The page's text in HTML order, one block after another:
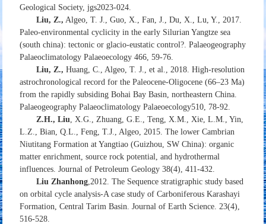
Geological Society, jgs2023-024.
Liu, Z., Algeo, T. J., Guo, X., Fan, J., Du, X., Lu, Y., 2017.
Paleo-environmental cyclicity in the early Silurian Yangtze sea
(south china): tectonic or glacio-eustatic control?. Palaeogeography
Palaeoclimatology Palaeoecology 466, 59-76.
Liu, Z., Huang, C., Algeo, T. J., et al., 2018. High-resolution
astrochronological record for the Paleocene-Oligocene (66–23 Ma)
from the rapidly subsiding Bohai Bay Basin, northeastern China.
Palaeogeography Palaeoclimatology Palaeoecology510, 78-92.
Z.H., Liu, X.G., Zhuang, G.E., Teng, X.M., Xie, L.M., Yin,
L.Z., Bian, Q.L., Feng, T.J., Algeo, 2015. The lower Cambrian
Niutitang Formation at Yangtiao (Guizhou, SW China): organic
matter enrichment, source rock potential, and hydrothermal
influences. Journal of Petroleum Geology 38(4), 411-432.
Liu Zhanhong,2012. The Sequence stratigraphic study based
on orbital cycle analysis-A case study of Carboniferous Karashayi
Formation, Central Tarim Basin. Journal of Earth Science. 23(4),
516-528.